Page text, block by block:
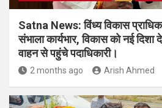
Satna News: विंध्य विकास
संभाला कार्यभार, विकास को नई
वाहन से पहुंचे पदाधिकारी।
2 months ago Arish Ahmed